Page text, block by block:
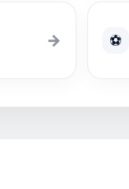
→ ⚽